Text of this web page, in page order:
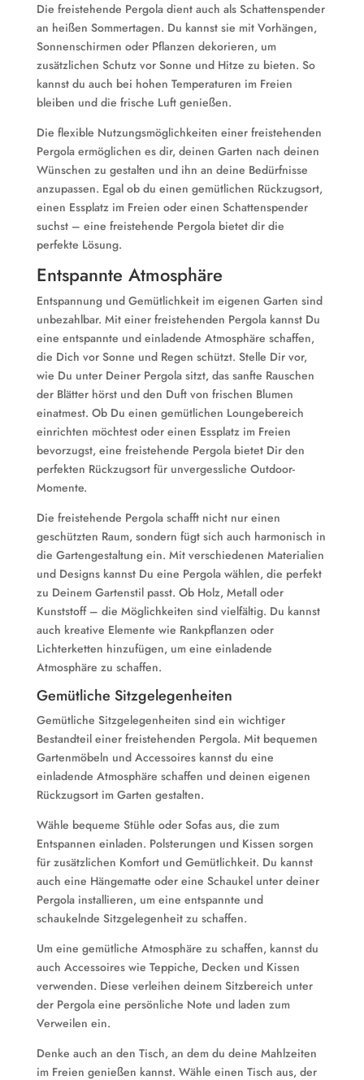
Die freistehende Pergola dient auch als Schattenspender
an heißen Sommertagen. Du kannst sie mit Vorhängen,
Sonnenschirmen oder Pflanzen dekorieren, um
zusätzlichen Schutz vor Sonne und Hitze zu bieten. So
kannst du auch bei hohen Temperaturen im Freien
bleiben und die frische Luft genießen.
Die flexible Nutzungsmöglichkeiten einer freistehenden
Pergola ermöglichen es dir, deinen Garten nach deinen
Wünschen zu gestalten und ihn an deine Bedürfnisse
anzupassen. Egal ob du einen gemütlichen Rückzugsort,
einen Essplatz im Freien oder einen Schattenspender
suchst – eine freistehende Pergola bietet dir die
perfekte Lösung.
Entspannte Atmosphäre
Entspannung und Gemütlichkeit im eigenen Garten sind
unbezahlbar. Mit einer freistehenden Pergola kannst Du
eine entspannte und einladende Atmosphäre schaffen,
die Dich vor Sonne und Regen schützt. Stelle Dir vor,
wie Du unter Deiner Pergola sitzt, das sanfte Rauschen
der Blätter hörst und den Duft von frischen Blumen
einatmest. Ob Du einen gemütlichen Loungebereich
einrichten möchtest oder einen Essplatz im Freien
bevorzugst, eine freistehende Pergola bietet Dir den
perfekten Rückzugsort für unvergessliche Outdoor-
Momente.
Die freistehende Pergola schafft nicht nur einen
geschützten Raum, sondern fügt sich auch harmonisch in
die Gartengestaltung ein. Mit verschiedenen Materialien
und Designs kannst Du eine Pergola wählen, die perfekt
zu Deinem Gartenstil passt. Ob Holz, Metall oder
Kunststoff – die Möglichkeiten sind vielfältig. Du kannst
auch kreative Elemente wie Rankpflanzen oder
Lichterketten hinzufügen, um eine einladende
Atmosphäre zu schaffen.
Gemütliche Sitzgelegenheiten
Gemütliche Sitzgelegenheiten sind ein wichtiger
Bestandteil einer freistehenden Pergola. Mit bequemen
Gartenmöbeln und Accessoires kannst du eine
einladende Atmosphäre schaffen und deinen eigenen
Rückzugsort im Garten gestalten.
Wähle bequeme Stühle oder Sofas aus, die zum
Entspannen einladen. Polsterungen und Kissen sorgen
für zusätzlichen Komfort und Gemütlichkeit. Du kannst
auch eine Hängematte oder eine Schaukel unter deiner
Pergola installieren, um eine entspannte und
schaukelnde Sitzgelegenheit zu schaffen.
Um eine gemütliche Atmosphäre zu schaffen, kannst du
auch Accessoires wie Teppiche, Decken und Kissen
verwenden. Diese verleihen deinem Sitzbereich unter
der Pergola eine persönliche Note und laden zum
Verweilen ein.
Denke auch an den Tisch, an dem du deine Mahlzeiten
im Freien genießen kannst. Wähle einen Tisch aus, der